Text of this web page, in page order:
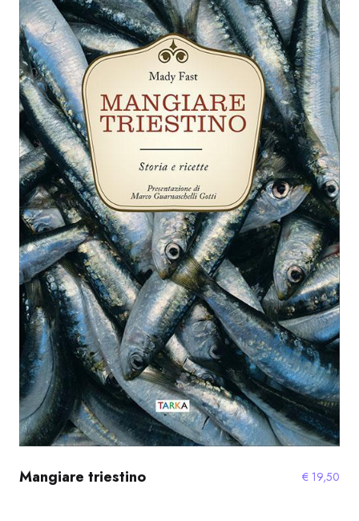
Mangiare triestino € 19,50